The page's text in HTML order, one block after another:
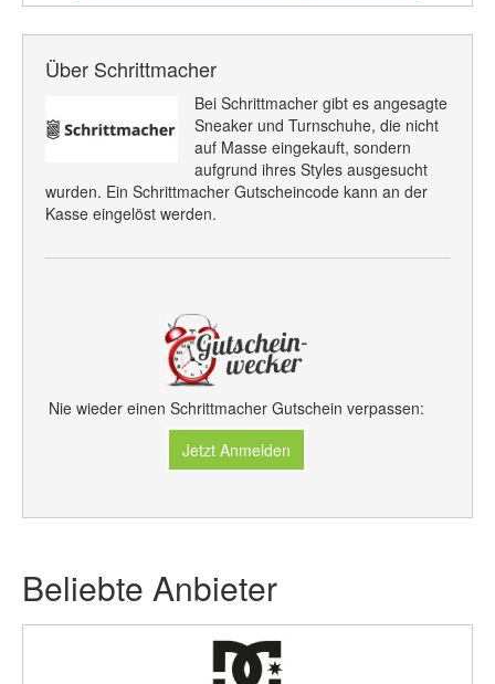
Über Schrittmacher
Bei Schrittmacher gibt es angesagte
Sneaker und Turnschuhe, die nicht
auf Masse eingekauft, sondern
aufgrund ihres Styles ausgesucht
wurden. Ein Schrittmacher Gutscheincode kann an der
Kasse eingelöst werden.
Nie wieder einen Schrittmacher Gutschein verpassen:
Jetzt Anmelden
Beliebte Anbieter